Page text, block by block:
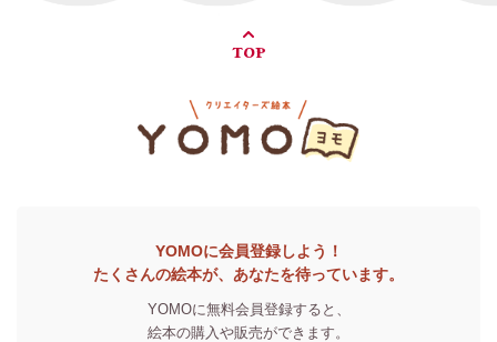
TOP
YOMOに会員登録しよう！
たくさんの絵本が、あなたを待っています。
YOMOに無料会員登録すると、
絵本の購入や販売ができます。